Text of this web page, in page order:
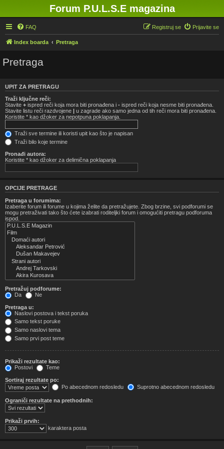
Forum P.U.L.S.E magazina
FAQ Prijavite se
Registruj se
Index boarda Pretraga
Pretraga
UPIT ZA PRETRAGU
Traži ključne reči:
Stavite + ispred reči koja mora biti pronađena i - ispred reči koja nesme biti pronađena.
Stavite listu reči razdvojene | u zagrade ako samo jedna od tih reči mora biti pronađena.
Koristite * kao džoker za nepotpuna poklapanja.
Traži sve termine ili koristi upit kao što je napisan
Traži bilo koje termine
Pronađi autora:
Koristite * kao džoker za delimična poklapanja
OPCIJE PRETRAGE
Pretraga u forumima:
Izaberite forum ili forume u kojima želite da pretražujete. Zbog brzine, svi podforumi se
mogu pretraživati tako što ćete izabrati roditeljki forum i omogućiti pretragu podforuma
ispod.
Pretražuj podforume:
Da
Ne
Pretraga u:
Naslovi postova i tekst poruka
Samo tekst poruke
Samo naslovi tema
Samo prvi post teme
Prikaži rezultate kao:
Postovi
Teme
Sortiraj rezultate po:
Po abecednom redosledu
Suprotno abecednom redosledu
Ograniči rezultate na prethodnih:
Prikaži prvih:
karaktera posta